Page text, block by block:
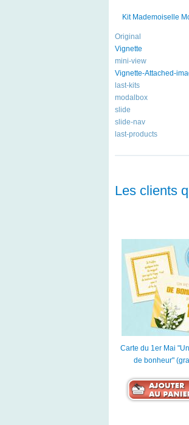
Kit Mademoiselle
Original
Vignette
mini-view
Vignette-Attached-
last-kits
modalbox
slide
slide-nav
last-products
Les clients
Carte du 1er Mai
de bonheur"